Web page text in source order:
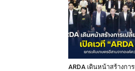
ARDA เดินหน้าสร้างกา